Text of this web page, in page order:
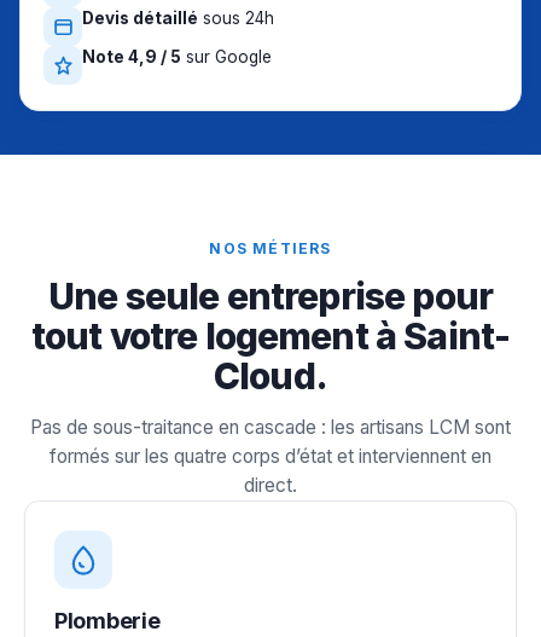
Devis détaillé sous 24h
Note 4,9 / 5 sur Google
NOS MÉTIERS
Une seule entreprise pour
tout votre logement à Saint-
Cloud.
Pas de sous-traitance en cascade : les artisans LCM sont
formés sur les quatre corps d’état et interviennent en
direct.
Plomberie